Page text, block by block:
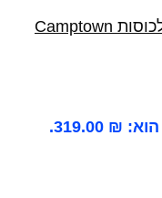
צידנית קשיחה 60 ליטר כולל מעמד לכוסות Camptown
319.00.